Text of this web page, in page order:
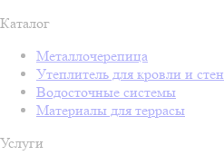
Каталог
Металлочерепица
Утеплитель для кровли и стен
Водосточные системы
Материалы для террасы
Услуги